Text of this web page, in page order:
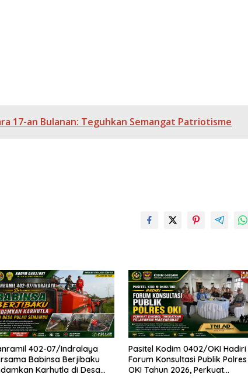
17-an Bulanan: Teguhkan Semangat Patriotisme
402-07/Indralaya
Babinsa Berjibaku
Karhutla di Desa
Pasitel Kodim 0402/OKI Hadiri
Forum Konsultasi Publik Polres
OKI Tahun 2026, Perkuat